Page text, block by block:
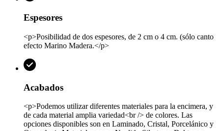
Espesores
<p>Posibilidad de dos espesores, de 2 cm o 4 cm. (sólo canto
efecto Marino Madera.</p>
Acabados
<p>Podemos utilizar diferentes materiales para la encimera, y
de cada material amplia variedad<br /> de colores. Las
opciones disponibles son en Laminado, Cristal, Porcelánico y